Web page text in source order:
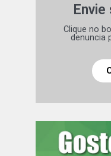
Clique no
denuncia